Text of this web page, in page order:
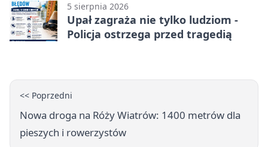
5 sierpnia 2026
Upał zagraża nie tylko ludziom -
Policja ostrzega przed tragedią
<< Poprzedni
Nowa droga na Róży Wiatrów: 1400 metrów dla
pieszych i rowerzystów